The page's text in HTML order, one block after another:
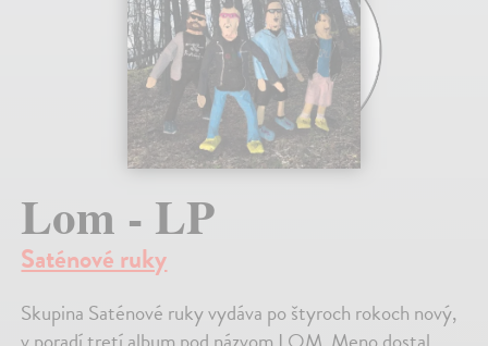
Lom - LP
Saténové ruky
Skupina Saténové ruky vydáva po štyroch rokoch nový,